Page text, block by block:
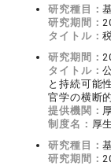
研究種目：
研究期間：
タイトル：
研究期間：
タイトル：
と持続可能
官学の横断
提供機関：
制度名： 厚
研究種目：
研究期間：